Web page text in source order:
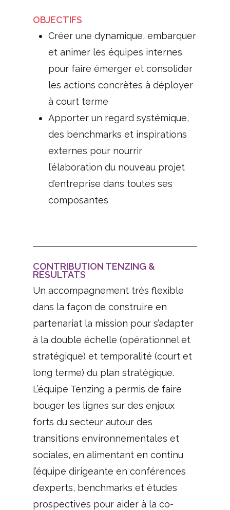
OBJECTIFS
Créer une dynamique, embarquer
et animer les équipes internes
pour faire émerger et consolider
les actions concrètes à déployer
à court terme
Apporter un regard systémique,
des benchmarks et inspirations
externes pour nourrir
l’élaboration du nouveau projet
d’entreprise dans toutes ses
composantes
CONTRIBUTION TENZING &
RÉSULTATS
Un accompagnement très flexible
dans la façon de construire en
partenariat la mission pour s’adapter
à la double échelle (opérationnel et
stratégique) et temporalité (court et
long terme) du plan stratégique.
L’équipe Tenzing a permis de faire
bouger les lignes sur des enjeux
forts du secteur autour des
transitions environnementales et
sociales, en alimentant en continu
l’équipe dirigeante en conférences
d’experts, benchmarks et études
prospectives pour aider à la co-